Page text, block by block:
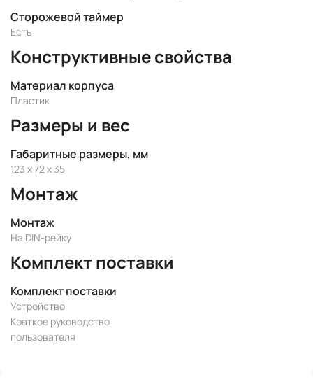
Сторожевой таймер
Есть
Конструктивные свойства
Материал корпуса
Пластик
Размеры и вес
Габаритные размеры, мм
123 x 72 x 35
Монтаж
Монтаж
На DIN-рейку
Комплект поставки
Комплект поставки
Устройство
Краткое руководство
пользователя